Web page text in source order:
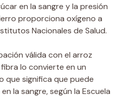
en la sangre y la presión
proporciona oxígeno a
Nacionales de Salud.
válida con el arroz
lo convierte en un
que significa que puede
la sangre, según la Escuela